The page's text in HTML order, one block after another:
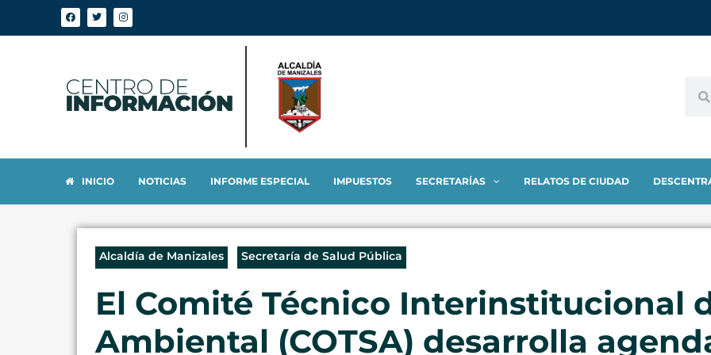
INICIO NOTICIAS INFORME ESPECIAL IMPUESTOS SECRETARÍAS RELATOS DE CIUDAD
Alcaldía de Manizales Secretaría de Salud Pública
El Comité Técnico Interinstitucional
Ambiental (COTSA) desarrolla